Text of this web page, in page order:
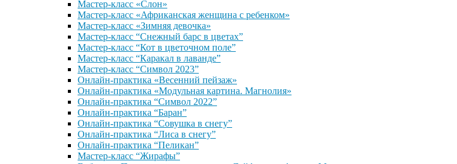
Мастер-класс «Слон»
Мастер-класс «Африканская женщина с ребенком»
Мастер-класс «Зимняя девочка»
Мастер-класс “Снежный барс в цветах”
Мастер-класс “Кот в цветочном поле”
Мастер-класс “Каракал в лаванде”
Мастер-класс “Символ 2023”
Онлайн-практика «Весенний пейзаж»
Онлайн-практика «Модульная картина. Магнолия»
Онлайн-практика “Символ 2022”
Онлайн-практика “Баран”
Онлайн-практика “Совушка в снегу”
Онлайн-практика “Лиса в снегу”
Онлайн-практика “Пеликан”
Мастер-класс “Жирафы”